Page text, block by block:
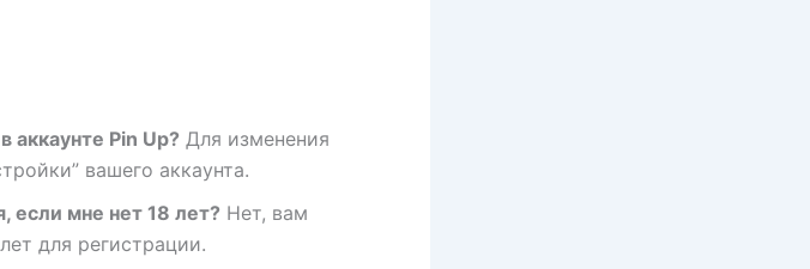
аккаунте Pin Up? Для изменения
вашего аккаунта.
если мне нет 18 лет? Нет, вам
для регистрации.